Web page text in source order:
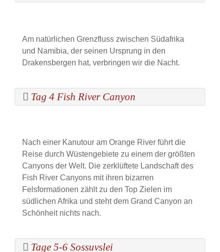
Am natürlichen Grenzfluss zwischen Südafrika
und Namibia, der seinen Ursprung in den
Drakensbergen hat, verbringen wir die Nacht.
Tag 4 Fish River Canyon
Nach einer Kanutour am Orange River führt die
Reise durch Wüstengebiete zu einem der größten
Canyons der Welt. Die zerklüftete Landschaft des
Fish River Canyons mit ihren bizarren
Felsformationen zählt zu den Top Zielen im
südlichen Afrika und steht dem Grand Canyon an
Schönheit nichts nach.
Tage 5-6 Sossuvslei